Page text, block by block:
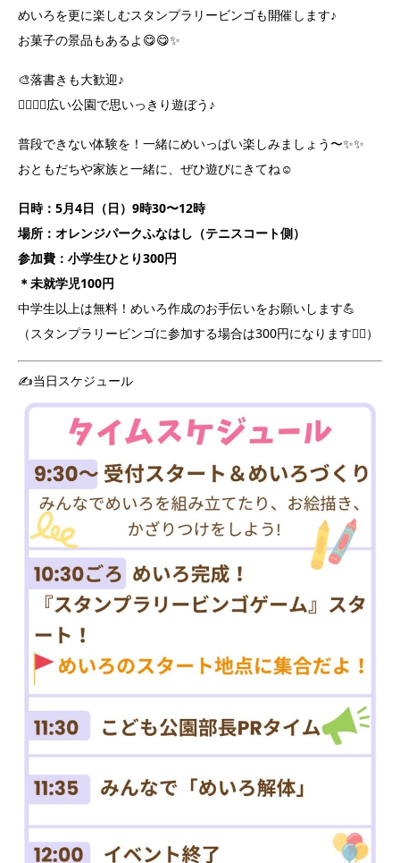
めいろを更に楽しむスタンプラリービンゴも開催します♪
お菓子の景品もあるよ😋😋✨
🎨落書きも大歓迎♪
🏃‍♂️🏃‍♀️広い公園で思いっきり遊ぼう♪
普段できない体験を！一緒にめいっぱい楽しみましょう〜✨✨
おともだちや家族と一緒に、ぜひ遊びにきてね☺️
日時：5月4日（日）9時30〜12時
場所：オレンジパークふなはし（テニスコート側）
参加費：小学生ひとり300円
＊未就学児100円
中学生以上は無料！めいろ作成のお手伝いをお願いします💪
（スタンプラリービンゴに参加する場合は300円になります🙇‍♀️）
✍️当日スケジュール